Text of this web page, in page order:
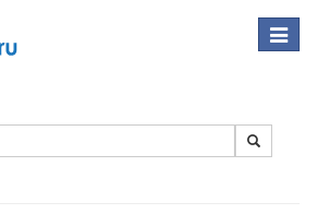
Toggle